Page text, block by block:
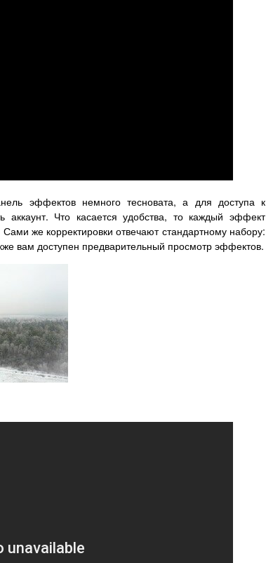
эффектов немного тесновата, а для доступа к
аккаунт. Что касается удобства, то каждый эффект
же корректировки отвечают стандартному набору:
вам доступен предварительный просмотр эффектов.